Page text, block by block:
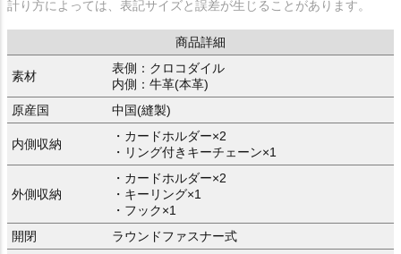
計り方によっては、表記サイズと誤差が生じることがあります。
商品詳細
素材
表側：クロコダイル
内側：牛革(本革)
原産国
中国(縫製)
内側収納
・カードホルダー×2
・リング付きキーチェーン×1
外側収納
・カードホルダー×2
・キーリング×1
・フック×1
開閉
ラウンドファスナー式